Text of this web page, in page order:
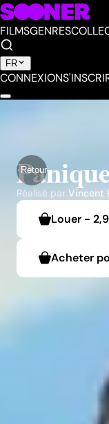
FILMSGENRES
FR
CONNEXION
Retour
Réalisé par Vincent
Louer -
Acheter